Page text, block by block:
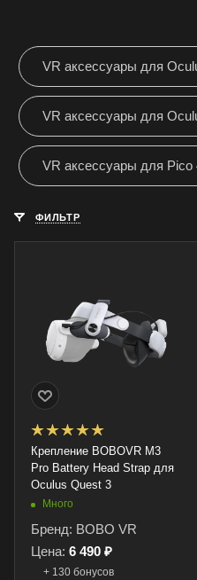
VR аксессуары для
VR аксессуары для
VR аксессуары для Pico
ФИЛЬТР
Крепление BOBOVR M3
Pro Battery Head Strap для
Oculus Quest 3
Много
Бренд: BOBO VR
Цена: 6 490 ₽
+ 130 бонусов